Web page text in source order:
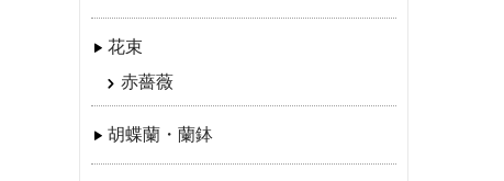
花束
赤薔薇
胡蝶蘭・蘭鉢